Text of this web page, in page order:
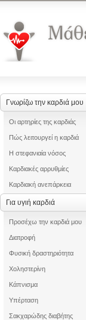
Γνωρίζω την καρδιά μου
Οι αρτηρίες της καρδιάς
Πώς λειτουργεί η καρδιά
Η στεφανιαία νόσος
Καρδιακές αρρυθμίες
Καρδιακή ανεπάρκεια
Για υγιή καρδιά
Προσέχω την καρδιά μου
Διατροφή
Φυσική δραστηριότητα
Χοληστερίνη
Κάπνισμα
Υπέρταση
Σακχαρώδης διαβήτης